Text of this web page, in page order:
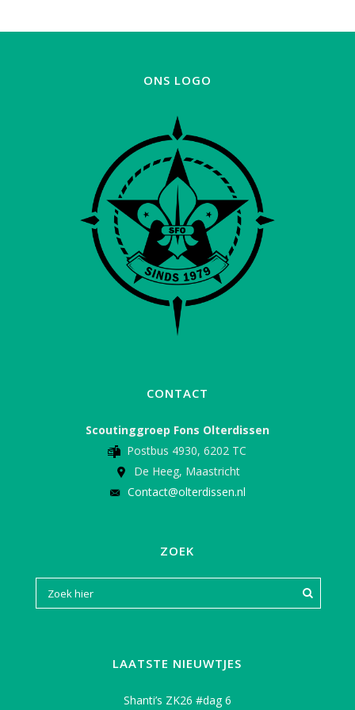
ONS LOGO
CONTACT
Scoutinggroep Fons Olterdissen
Postbus 4930, 6202 TC
De Heeg, Maastricht
Contact@olterdissen.nl
ZOEK
LAATSTE NIEUWTJES
Shanti’s ZK26 #dag 6